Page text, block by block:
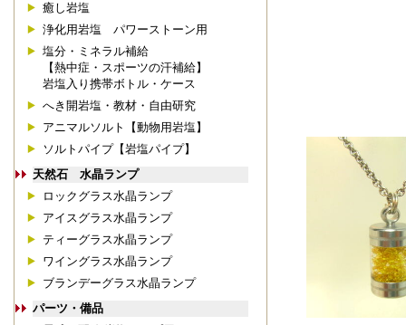
癒し岩塩
浄化用岩塩 パワーストーン用
塩分・ミネラル補給
【熱中症・スポーツの汗補給】
岩塩入り携帯ボトル・ケース
へき開岩塩・教材・自由研究
アニマルソルト【動物用岩塩】
ソルトパイプ【岩塩パイプ】
天然石 水晶ランプ
ロックグラス水晶ランプ
アイスグラス水晶ランプ
ティーグラス水晶ランプ
ワイングラス水晶ランプ
ブランデーグラス水晶ランプ
パーツ・備品